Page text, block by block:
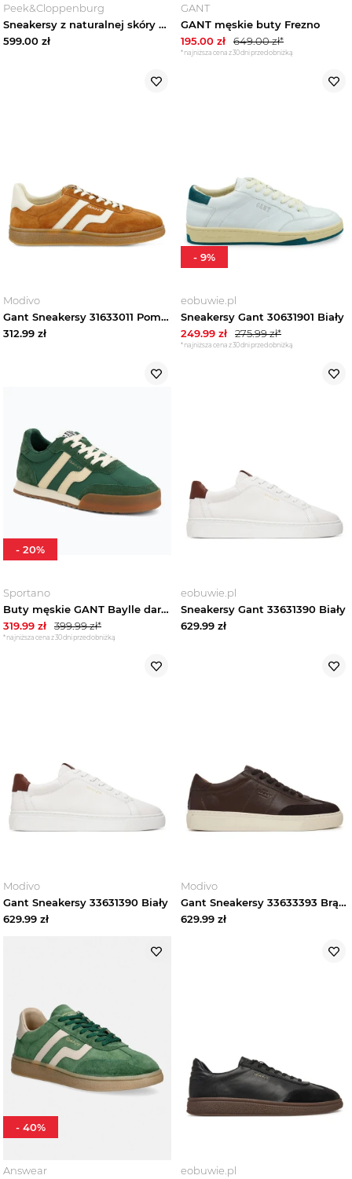
Peek&Cloppenburg
Sneakersy z naturalnej skóry bydlęcej model 'McJulien' Gant Granatowy
599.00 zł
GANT
GANT męskie buty Frezno
195.00 zł 649.00zł*
*najniższa cena z 30 dni przed obniżką
Modivo
Gant Sneakersy 31633011 Pomarańczowy
312.99 zł
eobuwie.pl
Sneakersy Gant 30631901 Biały
249.99 zł 275.99zł*
*najniższa cena z 30 dni przed obniżką
- 9%
Sportano
Buty męskie GANT Baylle dark green
319.99 zł 399.99zł*
*najniższa cena z 30 dni przed obniżką
- 20%
eobuwie.pl
Sneakersy Gant 33631390 Biały
629.99 zł
Modivo
Gant Sneakersy 33631390 Biały
629.99 zł
Modivo
Gant Sneakersy 33633393 Brązowy ciemny
629.99 zł
Answear
- 40%
eobuwie.pl